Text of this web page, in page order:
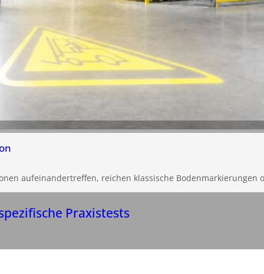
aufeinandertreffen, reichen klassische Bodenmarkierungen
Praxistests